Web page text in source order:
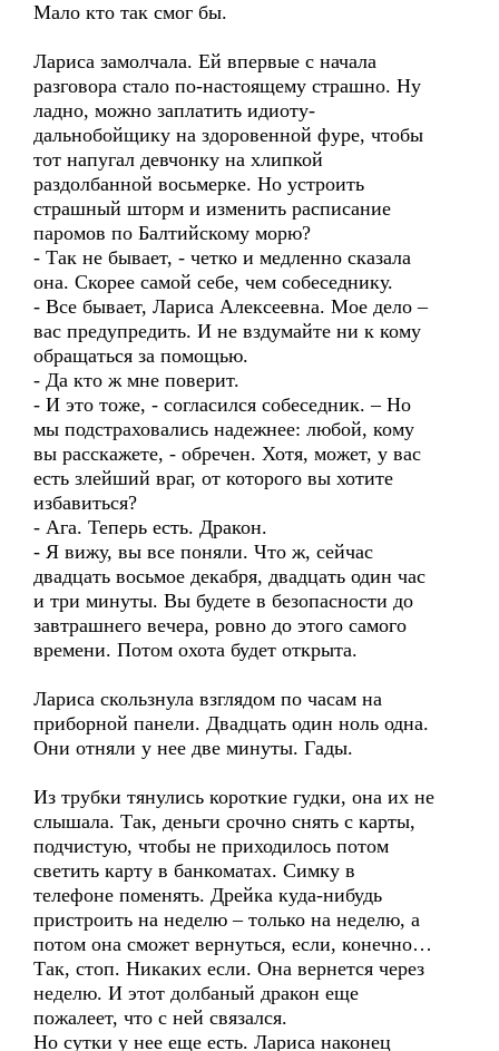
Мало кто так смог бы.
Лариса замолчала. Ей впервые с начала
разговора стало по-настоящему страшно. Ну
ладно, можно заплатить идиоту-
дальнобойщику на здоровенной фуре, чтобы
тот напугал девчонку на хлипкой
раздолбанной восьмерке. Но устроить
страшный шторм и изменить расписание
паромов по Балтийскому морю?
- Так не бывает, - четко и медленно сказала
она. Скорее самой себе, чем собеседнику.
- Все бывает, Лариса Алексеевна. Мое дело –
вас предупредить. И не вздумайте ни к кому
обращаться за помощью.
- Да кто ж мне поверит.
- И это тоже, - согласился собеседник. – Но
мы подстраховались надежнее: любой, кому
вы расскажете, - обречен. Хотя, может, у вас
есть злейший враг, от которого вы хотите
избавиться?
- Ага. Теперь есть. Дракон.
- Я вижу, вы все поняли. Что ж, сейчас
двадцать восьмое декабря, двадцать один час
и три минуты. Вы будете в безопасности до
завтрашнего вечера, ровно до этого самого
времени. Потом охота будет открыта.
Лариса скользнула взглядом по часам на
приборной панели. Двадцать один ноль одна.
Они отняли у нее две минуты. Гады.
Из трубки тянулись короткие гудки, она их не
слышала. Так, деньги срочно снять с карты,
подчистую, чтобы не приходилось потом
светить карту в банкоматах. Симку в
телефоне поменять. Дрейка куда-нибудь
пристроить на неделю – только на неделю, а
потом она сможет вернуться, если, конечно…
Так, стоп. Никаких если. Она вернется через
неделю. И этот долбаный дракон еще
пожалеет, что с ней связался.
Но сутки у нее еще есть. Лариса наконец